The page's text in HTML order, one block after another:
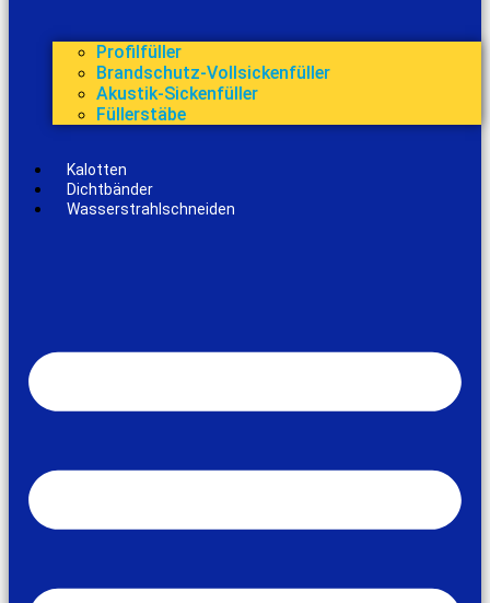
Profilfüller
Brandschutz-Vollsickenfüller
Akustik-Sickenfüller
Füllerstäbe
Kalotten
Dichtbänder
Wasserstrahlschneiden